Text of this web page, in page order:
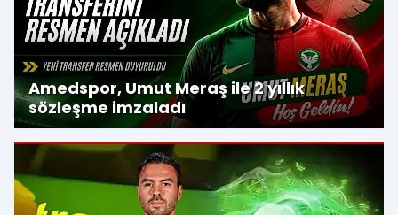
Amedspor, Umut Meraş ile 2 yıllık
sözleşme imzaladı